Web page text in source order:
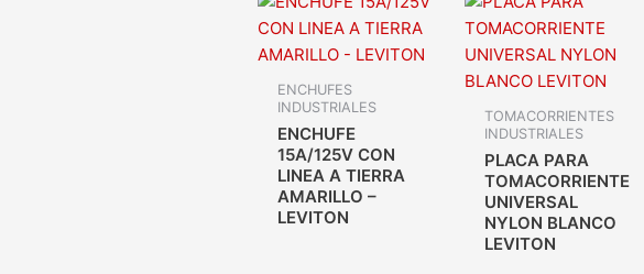
ENCHUFES
INDUSTRIALES
ENCHUFE
15A/125V CON
LINEA A TIERRA
AMARILLO –
LEVITON
TOMACORRIENTES
INDUSTRIALES
PLACA PARA
TOMACORRIENTE
UNIVERSAL
NYLON BLANCO
LEVITON